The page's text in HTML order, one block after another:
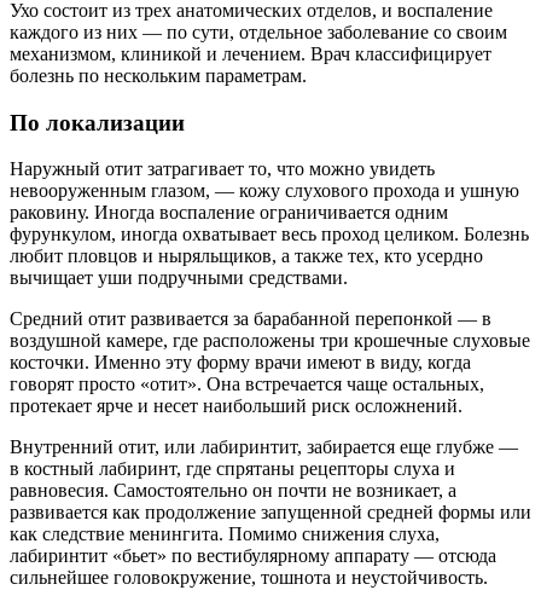
Ухо состоит из трех анатомических отделов, и воспаление
каждого из них — по сути, отдельное заболевание со своим
механизмом, клиникой и лечением. Врач классифицирует
болезнь по нескольким параметрам.
По локализации
Наружный отит затрагивает то, что можно увидеть
невооруженным глазом, — кожу слухового прохода и ушную
раковину. Иногда воспаление ограничивается одним
фурункулом, иногда охватывает весь проход целиком. Болезнь
любит пловцов и ныряльщиков, а также тех, кто усердно
вычищает уши подручными средствами.
Средний отит развивается за барабанной перепонкой — в
воздушной камере, где расположены три крошечные слуховые
косточки. Именно эту форму врачи имеют в виду, когда
говорят просто «отит». Она встречается чаще остальных,
протекает ярче и несет наибольший риск осложнений.
Внутренний отит, или лабиринтит, забирается еще глубже —
в костный лабиринт, где спрятаны рецепторы слуха и
равновесия. Самостоятельно он почти не возникает, а
развивается как продолжение запущенной средней формы или
как следствие менингита. Помимо снижения слуха,
лабиринтит «бьет» по вестибулярному аппарату — отсюда
сильнейшее головокружение, тошнота и неустойчивость.